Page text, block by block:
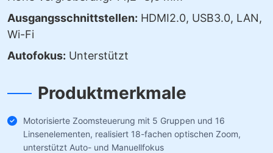
Ausgangsschnittstellen: HDMI2.0, USB3.0, LAN,
Wi-Fi
Autofokus: Unterstützt
Produktmerkmale
Motorisierte Zoomsteuerung mit 5 Gruppen und 16
Linsenelementen, realisiert 18-fachen optischen Zoom,
unterstützt Auto- und Manuellfokus